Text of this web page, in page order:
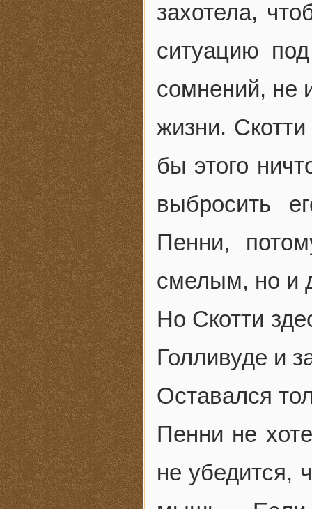
захотела,
ситуацию
сомнений, не
жизни.
бы этого
выбросить
Пенни,
смелым, но и
Но Скотти
Голливуде и
Оставался
Пенни не
не убедится,